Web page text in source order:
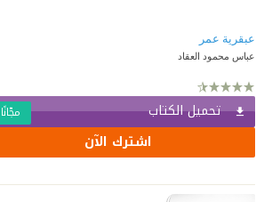
عبقرية عمر
عباس محمود العقاد
تحميل الكتاب مجّانًا
اشترك الآن